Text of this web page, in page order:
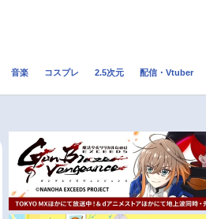
配信・Vtuber トレンド
一覧 秋アニメ
音楽 コスプレ 2.5次元 配信・Vtuber